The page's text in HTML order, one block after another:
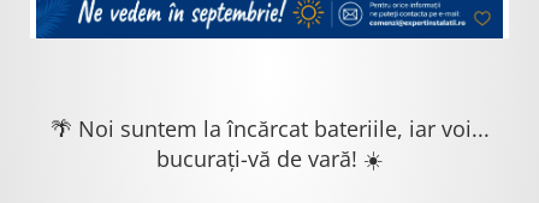
🌴 Noi suntem la încărcat bateriile, iar voi...
bucurați-vă de vară! ☀️